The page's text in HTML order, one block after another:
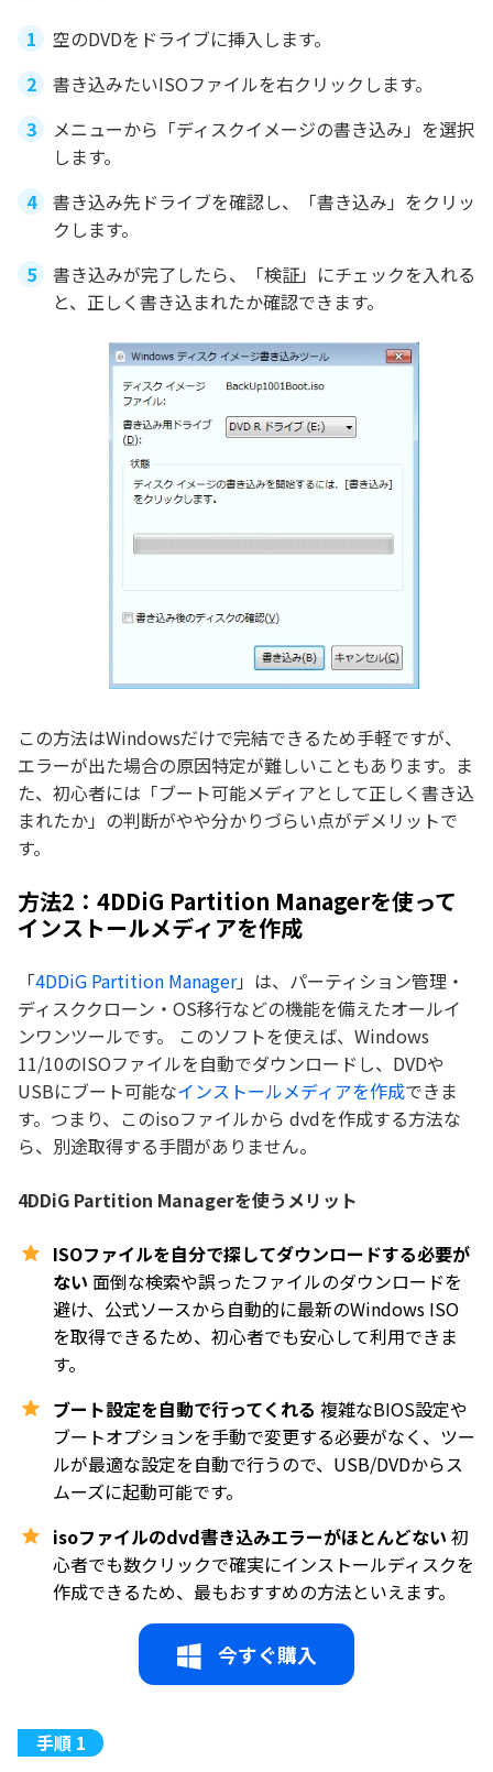
空のDVDをドライブに挿入します。
書き込みたいISOファイルを右クリックします。
メニューから「ディスクイメージの書き込み」を選択
します。
書き込み先ドライブを確認し、「書き込み」をクリッ
クします。
書き込みが完了したら、「検証」にチェックを入れる
と、正しく書き込まれたか確認できます。
この方法はWindowsだけで完結できるため手軽ですが、
エラーが出た場合の原因特定が難しいこともあります。ま
た、初心者には「ブート可能メディアとして正しく書き込
まれたか」の判断がやや分かりづらい点がデメリットで
す。
方法2：4DDiG Partition Managerを使って
インストールメディアを作成
「4DDiG Partition Manager」は、パーティション管理・
ディスククローン・OS移行などの機能を備えたオールイ
ンワンツールです。 このソフトを使えば、Windows
11/10のISOファイルを自動でダウンロードし、DVDや
USBにブート可能なインストールメディアを作成できま
す。つまり、このisoファイルから dvdを作成する方法な
ら、別途取得する手間がありません。
4DDiG Partition Managerを使うメリット
ISOファイルを自分で探してダウンロードする必要が
ない 面倒な検索や誤ったファイルのダウンロードを
避け、公式ソースから自動的に最新のWindows ISO
を取得できるため、初心者でも安心して利用できま
す。
ブート設定を自動で行ってくれる 複雑なBIOS設定や
ブートオプションを手動で変更する必要がなく、ツー
ルが最適な設定を自動で行うので、USB/DVDからス
ムーズに起動可能です。
isoファイルのdvd書き込みエラーがほとんどない 初
心者でも数クリックで確実にインストールディスクを
作成できるため、最もおすすめの方法といえます。
今すぐ購入